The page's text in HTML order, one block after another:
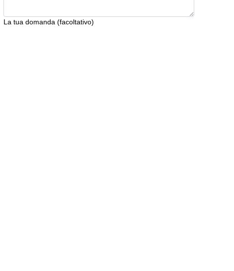
La tua domanda (facoltativo)